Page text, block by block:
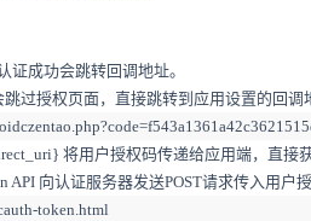
证成功会跳转回调地址。
跳过授权页面，直接跳转到应用设置的回调
将用户授权码传递给应用端， 直接
API 向认证服务器发送POST请求传入用户
token.html